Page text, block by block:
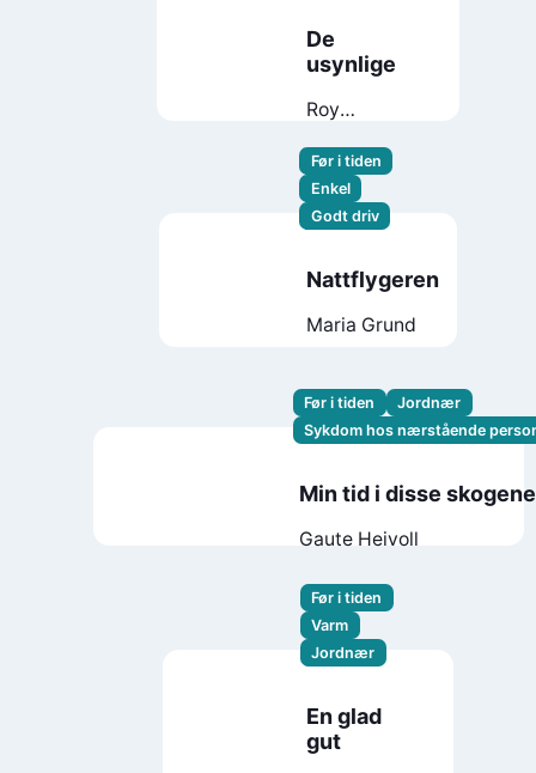
De
usynlige
Roy
Før i tiden
Enkel
Godt driv
Nattflygeren
Maria Grund
Før i tiden
Jordnær
Sykdom hos nærstående
Min tid i disse skogene
Gaute Heivoll
Før i tiden
Varm
Jordnær
En glad
gut